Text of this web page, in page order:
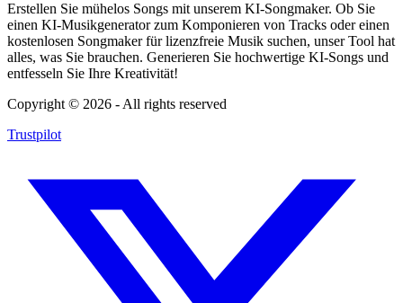
Erstellen Sie mühelos Songs mit unserem KI-Songmaker. Ob Sie
einen KI-Musikgenerator zum Komponieren von Tracks oder einen
kostenlosen Songmaker für lizenzfreie Musik suchen, unser Tool hat
alles, was Sie brauchen. Generieren Sie hochwertige KI-Songs und
entfesseln Sie Ihre Kreativität!
Copyright © 2026 - All rights reserved
Trustpilot